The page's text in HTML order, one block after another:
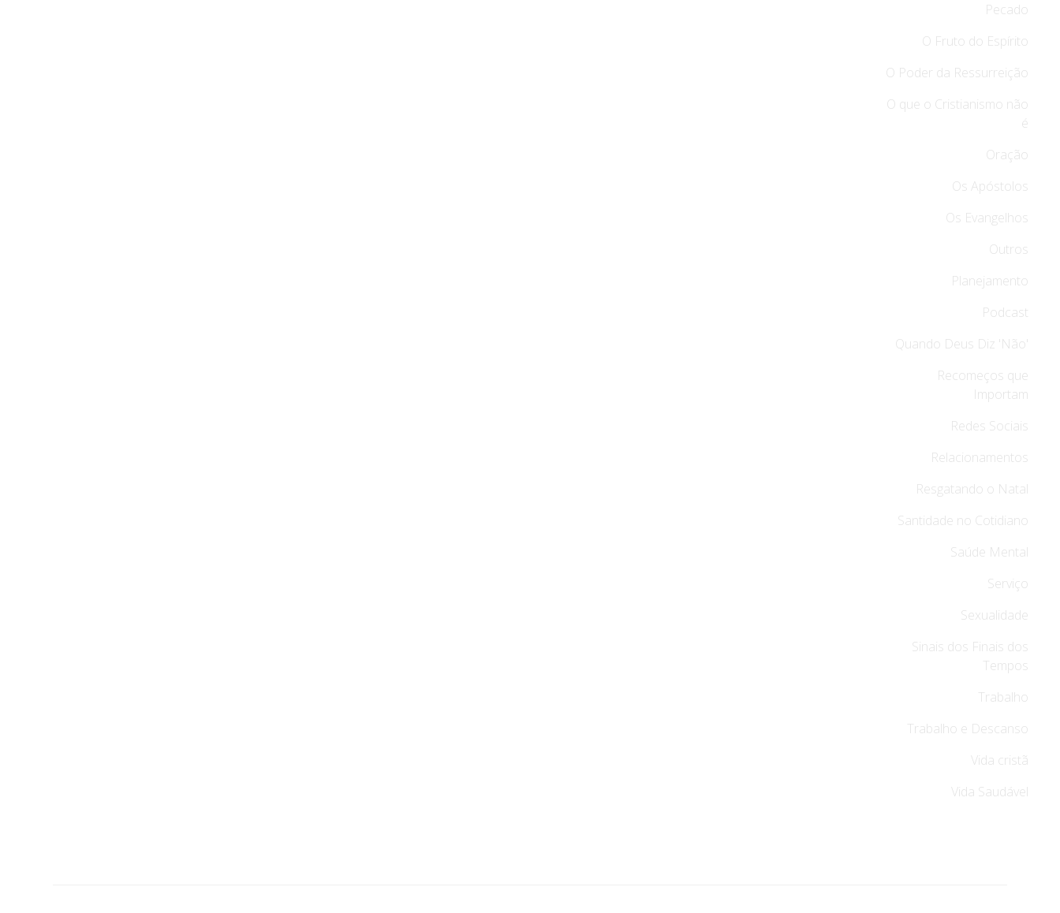
Pecado
O Fruto do Espírito
O Poder da Ressurreição
O que o Cristianismo não
é
Oração
Os Apóstolos
Os Evangelhos
Outros
Planejamento
Podcast
Quando Deus Diz 'Não'
Recomeços que
Importam
Redes Sociais
Relacionamentos
Resgatando o Natal
Santidade no Cotidiano
Saúde Mental
Serviço
Sexualidade
Sinais dos Finais dos
Tempos
Trabalho
Trabalho e Descanso
Vida cristã
Vida Saudável